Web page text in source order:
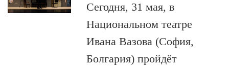
Сегодня, 31 мая, в
Национальном театре
Ивана Вазова (София,
Болгария) пройдёт